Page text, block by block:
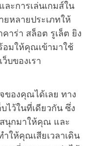
ะการเล่นเกมส์ใน
หลายประเภทให้
คาร่า สล็อต รูเล็ต ยิง
อมให้คุณเข้ามาใช้
บของเรา
ของคุณได้เลย ทาง
ไว้ในที่เดียวกัน ซึ่ง
สนุกมาให้คุณ และ
ให้คุณเสียเวลาเดิน